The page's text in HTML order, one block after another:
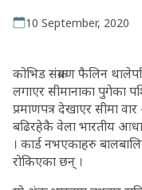
10 September, 2020
कोभिड संक्रमण फैलिन
लगाएर सीमानाका पुगेका
प्रमाणपत्र देखाएर सीमा
बढिरहेकै वेला भारतीय
। कार्ड नभएकाहरु
रोकिएका छन् ।